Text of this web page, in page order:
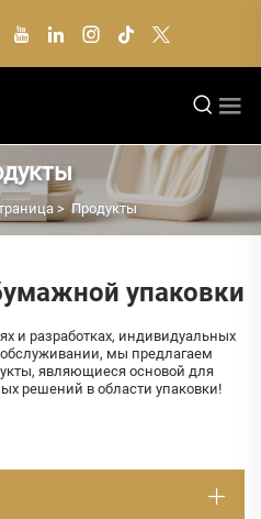
> Продукты
упаковки
и разработках, индивидуальных
мы предлагаем
являющиеся основой для
решений в области упаковки!